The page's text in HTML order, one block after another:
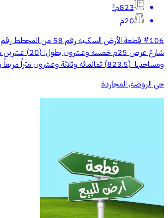
823م²
20م
ومساحتها: (823.5) ثمانمائة وثلاثة وعشرون متراً مربعاً وخمسمائة سنتيمتر مربع فقط
حي الروضة, المجاردة